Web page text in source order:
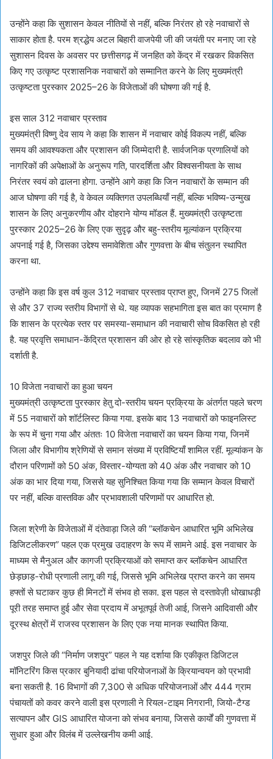
उन्होंने कहा कि सुशासन केवल नीतियों से नहीं, बल्कि निरंतर हो रहे नवाचारों से
साकार होता है. परम श्रद्धेय अटल बिहारी वाजपेयी जी की जयंती पर मनाए जा रहे
सुशासन दिवस के अवसर पर छत्तीसगढ़ में जनहित को केंद्र में रखकर विकसित
किए गए उत्कृष्ट प्रशासनिक नवाचारों को सम्मानित करने के लिए मुख्यमंत्री
उत्कृष्टता पुरस्कार 2025–26 के विजेताओं की घोषणा की गई है.
इस साल 312 नवाचार प्रस्‍ताव
मुख्यमंत्री विष्णु देव साय ने कहा कि शासन में नवाचार कोई विकल्प नहीं, बल्कि
समय की आवश्यकता और प्रशासन की जिम्मेदारी है. सार्वजनिक प्रणालियों को
नागरिकों की अपेक्षाओं के अनुरूप गति, पारदर्शिता और विश्वसनीयता के साथ
निरंतर स्वयं को ढालना होगा. उन्‍होंने आगे कहा कि जिन नवाचारों के सम्मान की
आज घोषणा की गई है, वे केवल व्यक्तिगत उपलब्धियाँ नहीं, बल्कि भविष्य-उन्मुख
शासन के लिए अनुकरणीय और दोहराने योग्य मॉडल हैं. मुख्यमंत्री उत्कृष्टता
पुरस्कार 2025–26 के लिए एक सुदृढ़ और बहु-स्तरीय मूल्यांकन प्रक्रिया
अपनाई गई है, जिसका उद्देश्य समावेशिता और गुणवत्ता के बीच संतुलन स्थापित
करना था.
उन्होंने कहा कि इस वर्ष कुल 312 नवाचार प्रस्ताव प्राप्त हुए, जिनमें 275 जिलों
से और 37 राज्य स्तरीय विभागों से थे. यह व्यापक सहभागिता इस बात का प्रमाण है
कि शासन के प्रत्येक स्तर पर समस्या-समाधान की नवाचारी सोच विकसित हो रही
है. यह प्रवृत्ति समाधान-केंद्रित प्रशासन की ओर हो रहे सांस्कृतिक बदलाव को भी
दर्शाती है.
10 विजेता नवाचाराें का हुआ चयन
मुख्यमंत्री उत्कृष्टता पुरस्कार हेतु दो-स्तरीय चयन प्रक्रिया के अंतर्गत पहले चरण
में 55 नवाचारों को शॉर्टलिस्ट किया गया. इसके बाद 13 नवाचारों को फाइनलिस्ट
के रूप में चुना गया और अंततः 10 विजेता नवाचारों का चयन किया गया, जिनमें
जिला और विभागीय श्रेणियों से समान संख्या में प्रविष्टियाँ शामिल रहीं. मूल्यांकन के
दौरान परिणामों को 50 अंक, विस्तार-योग्यता को 40 अंक और नवाचार को 10
अंक का भार दिया गया, जिससे यह सुनिश्चित किया गया कि सम्मान केवल विचारों
पर नहीं, बल्कि वास्तविक और प्रभावशाली परिणामों पर आधारित हो.
जिला श्रेणी के विजेताओं में दंतेवाड़ा जिले की “ब्लॉकचेन आधारित भूमि अभिलेख
डिजिटलीकरण” पहल एक प्रमुख उदाहरण के रूप में सामने आई. इस नवाचार के
माध्यम से मैनुअल और कागजी प्रक्रियाओं को समाप्त कर ब्लॉकचेन आधारित
छेड़छाड़-रोधी प्रणाली लागू की गई, जिससे भूमि अभिलेख प्राप्त करने का समय
हफ्तों से घटाकर कुछ ही मिनटों में संभव हो सका. इस पहल से दस्तावेज़ी धोखाधड़ी
पूरी तरह समाप्त हुई और सेवा प्रदाय में अभूतपूर्व तेजी आई, जिसने आदिवासी और
दूरस्थ क्षेत्रों में राजस्व प्रशासन के लिए एक नया मानक स्थापित किया.
जशपुर जिले की “निर्माण जशपुर” पहल ने यह दर्शाया कि एकीकृत डिजिटल
मॉनिटरिंग किस प्रकार बुनियादी ढांचा परियोजनाओं के क्रियान्वयन को प्रभावी
बना सकती है. 16 विभागों की 7,300 से अधिक परियोजनाओं और 444 ग्राम
पंचायतों को कवर करने वाली इस प्रणाली ने रियल-टाइम निगरानी, जियो-टैग्ड
सत्यापन और GIS आधारित योजना को संभव बनाया, जिससे कार्यों की गुणवत्ता में
सुधार हुआ और विलंब में उल्लेखनीय कमी आई.